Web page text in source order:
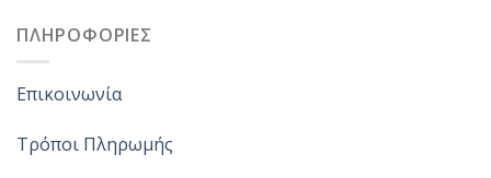
ΠΛΗΡΟΦΟΡΙΕΣ
Επικοινωνία
Τρόποι Πληρωμής